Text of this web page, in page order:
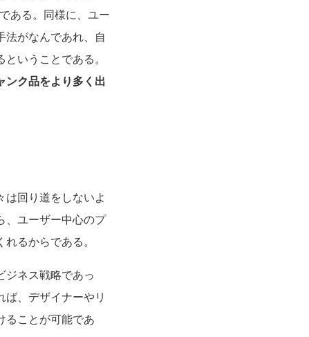
ある。同様に、ユー
法がなんであれ、自
いうことである。
ンク品をより多く出
回り道をしないよ
、ユーザー中心のプ
るからである。
ジネス戦略であっ
、デザイナーやリ
ることが可能であ